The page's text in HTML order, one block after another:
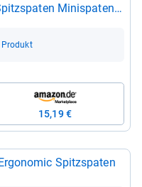
Minispa­ten
Produkt
15,19 €
Spitz­spa­ten